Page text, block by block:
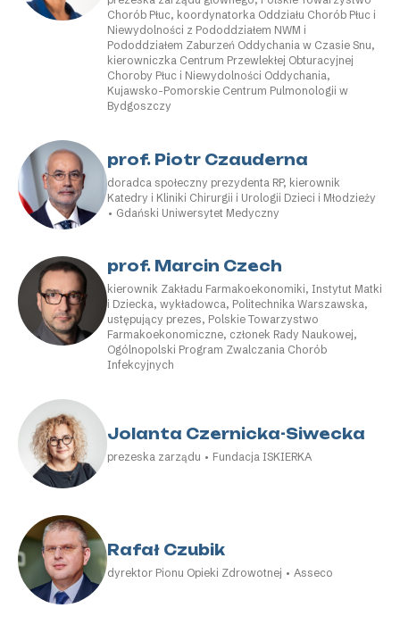
Chorób Płuc, koordynatorka Oddziału Chorób Płuc i
Niewydolności z Pododdziałem NWM i
Pododdziałem Zaburzeń Oddychania w Czasie Snu,
kierowniczka Centrum Przewlekłej Obturacyjnej
Choroby Płuc i Niewydolności Oddychania,
Kujawsko-Pomorskie Centrum Pulmonologii w
Bydgoszczy
prof. Piotr Czauderna
doradca społeczny prezydenta RP, kierownik
Katedry i Kliniki Chirurgii i Urologii Dzieci i Młodzieży
• Gdański Uniwersytet Medyczny
prof. Marcin Czech
kierownik Zakładu Farmakoekonomiki, Instytut Matki
i Dziecka, wykładowca, Politechnika Warszawska,
ustępujący prezes, Polskie Towarzystwo
Farmakoekonomiczne, członek Rady Naukowej,
Ogólnopolski Program Zwalczania Chorób
Infekcyjnych
Jolanta Czernicka-Siwecka
prezeska zarządu • Fundacja ISKIERKA
Rafał Czubik
dyrektor Pionu Opieki Zdrowotnej • Asseco